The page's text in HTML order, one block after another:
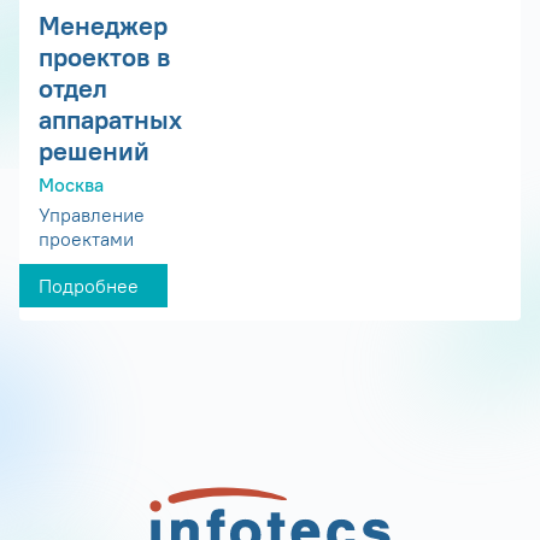
Менеджер
проектов в
отдел
аппаратных
решений
Москва
Управление
проектами
Подробнее